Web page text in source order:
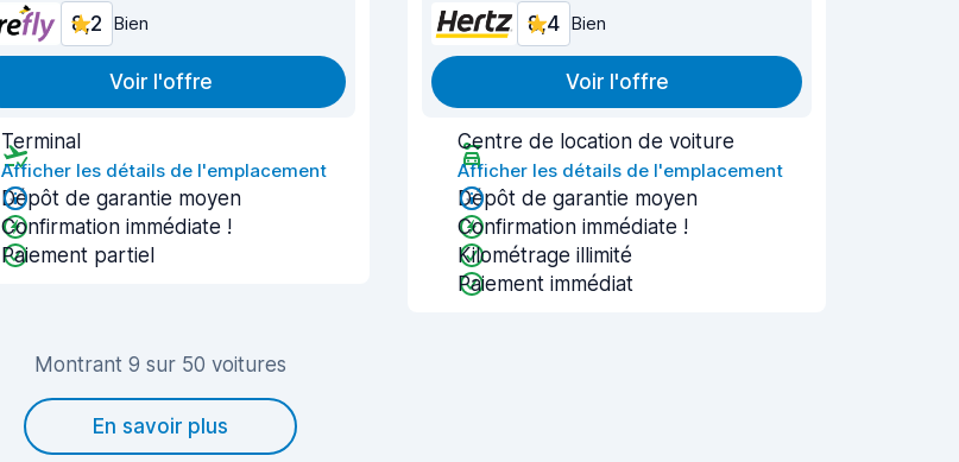
8,2 Bien
Voir l'offre
Terminal
Afficher les détails de l'emplacement
Dépôt de garantie moyen
Confirmation immédiate !
Paiement partiel
8,4 Bien
Voir l'offre
Centre de location de voiture
Afficher les détails de l'emplacement
Dépôt de garantie moyen
Confirmation immédiate !
Kilométrage illimité
Paiement immédiat
Montrant 9 sur 50 voitures
En savoir plus